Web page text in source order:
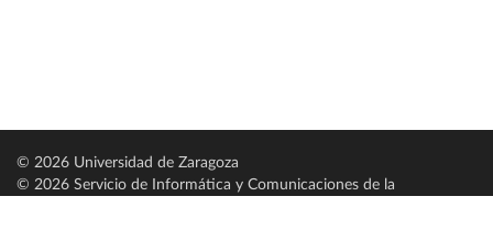
© 2026 Universidad de Zaragoza
© 2026 Servicio de Informática y Comunicaciones de la